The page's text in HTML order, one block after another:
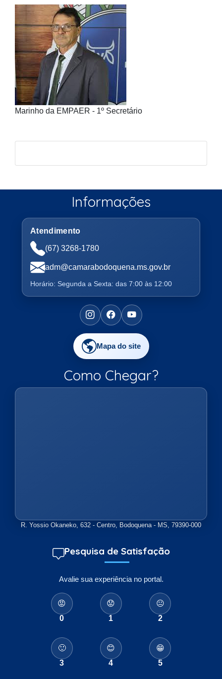
Marinho da EMPAER - 1º Secretário
Informações
Atendimento
(67) 3268-1780
adm@camarabodoquena.ms.gov.br
Horário: Segunda a Sexta: das 7:00 às 12:00
Mapa do site
Como Chegar?
R. Yossio Okaneko, 632 - Centro, Bodoquena - MS, 79390-000
Pesquisa de Satisfação
Avalie sua experiência no portal.
😡
0
😟
1
😐
2
🙂
3
😊
4
😁
5